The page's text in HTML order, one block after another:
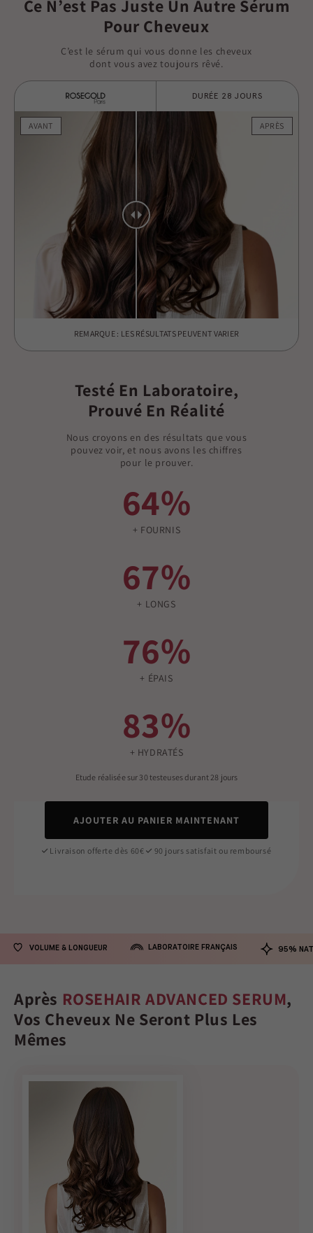
Ce N’est Pas Juste Un Autre Sérum
Pour Cheveux
C’est le sérum qui vous donne les cheveux
dont vous avez toujours rêvé.
DURÉE 28 JOURS
APRÈS
AVANT
REMARQUE : LES RÉSULTATS PEUVENT VARIER
Testé En Laboratoire,
Prouvé En Réalité
Nous croyons en des résultats que vous
pouvez voir, et nous avons les chiffres
pour le prouver.
64%
+ FOURNIS
67%
+ LONGS
76%
+ ÉPAIS
83%
+ HYDRATÉS
Etude réalisée sur 30 testeuses durant 28 jours
AJOUTER AU PANIER MAINTENANT
Livraison offerte dès 60€ 90 jours satisfait ou remboursé
VOLUME & LONGUEUR LABORATOIRE FRANÇAIS 95%
Après ROSEHAIR ADVANCED SERUM,
Vos Cheveux Ne Seront Plus Les
Mêmes